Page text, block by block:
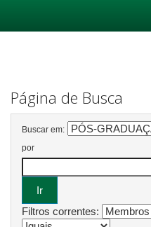
Página de Busca
Buscar em:
por
Filtros correntes: